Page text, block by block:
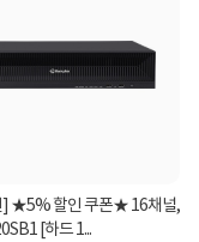
] ★5% 할인 쿠폰★ 16채널,
[하드 1...